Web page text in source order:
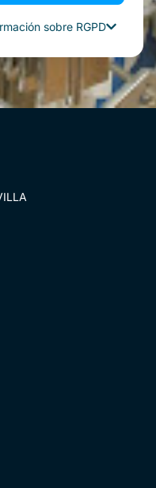
sobre RGPD